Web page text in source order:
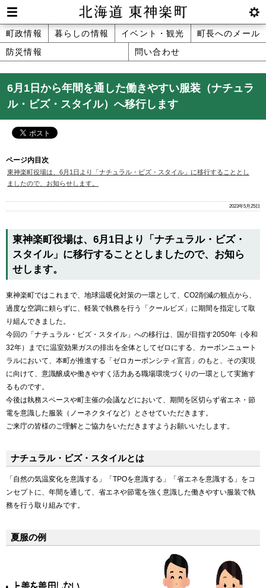
本
文
へ
メ
ュ
ー
Men
u
btnS
ettin
北海道 東神楽町 Hokkaido
メ
ニ
ュ
ー
町政情報 暮らしの情報 イベント・観光
町長へのメール
防災情報
問い合わせ
6月1日から年間を通した働きやすい服装（ナチュラ
ル・ビズ・スタイル）へ移行します
ページ内目次
東神楽町役場は、6月1日より「ナチュラル・ビズ・スタイル」に移行することとし
ましたので、お知らせします。
2023年5月25日
東神楽町役場は、6月1日より「ナチュラル・ビズ・
スタイル」に移行することとしましたので、お知ら
せします。
東神楽町ではこれまで、地球温暖化対策の一環として、CO2削減の観点から、
過度な空調に頼らずに、軽装で執務を行う「クールビズ」に期間を指定して取
り組んできました。
今回の「ナチュラル・ビズ・スタイル」への移行は、国が目指す2050年（令和
32年）までに温室効果ガスの排出を全体としてゼロにする、カーボンニュート
ラルにおいて、本町が推進する「ゼロカーボンシティ宣言」のもと、その実現
に向けて、意識醸成や働きやすく活力ある職場環境づくりの一環として実施す
るものです。
今後は執務スペースや町主催の会議などにおいて、期間を区切らず省エネ・節
電を意識した服装（ノーネクタイなど）とさせていただきます。
ご来庁の皆様のご理解とご協力をいただきますようお願いいたします。
ナチュラル・ビズ・スタイルとは
「自然の気温変化を意識する」「TPOを意識する」「省エネを意識する」をコ
ンセプトに、年間を通して、省エネや節電を強く意識した働きやすい服装で執
務を行う取り組みです。
夏服の例